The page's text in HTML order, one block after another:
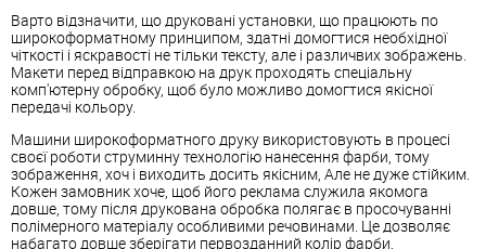
Варто відзначити, що друковані установки, що працюють по
широкоформатному принципом, здатні домогтися необхідної
чіткості і яскравості не тільки тексту, але і различвих зображень.
Макети перед відправкою на друк проходять спеціальну
комп'ютерну обробку, щоб було можливо домогтися якісної
передачі кольору.
Машини широкоформатного друку використовують в процесі
своєї роботи струминну технологію нанесення фарби, тому
зображення, хоч і виходить досить якісним, Але не дуже стійким.
Кожен замовник хоче, щоб його реклама служила якомога
довше, тому після друкована обробка полягає в просочуванні
полімерного матеріалу особливими речовинами. Це дозволяє
набагато довше зберігати первозданний колір фарби,